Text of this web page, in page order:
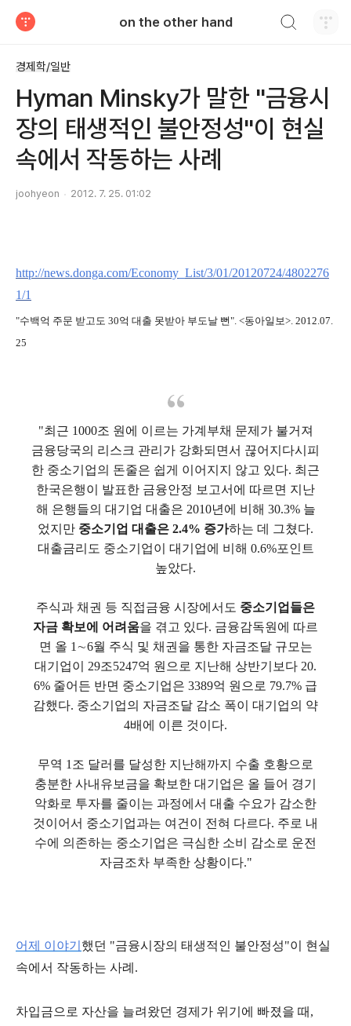
on the other hand
경제학/일반
Hyman Minsky가 말한 "금융시
장의 태생적인 불안정성"이 현실
속에서 작동하는 사례
joohyeon 2012. 7. 25. 01:02
http://news.donga.com/Economy_List/3/01/20120724/4802276
1/1
"수백억 주문 받고도 30억 대출 못받아 부도날 뻔". <동아일보>. 2012.07.
25
"최근 1000조 원에 이르는 가계부채 문제가 불거져
금융당국의 리스크 관리가 강화되면서 끊어지다시피
한 중소기업의 돈줄은 쉽게 이어지지 않고 있다. 최근
한국은행이 발표한 금융안정 보고서에 따르면 지난
해 은행들의 대기업 대출은 2010년에 비해 30.3% 늘
었지만 중소기업 대출은 2.4% 증가하는 데 그쳤다.
대출금리도 중소기업이 대기업에 비해 0.6%포인트
높았다.
주식과 채권 등 직접금융 시장에서도 중소기업들은
자금 확보에 어려움을 겪고 있다. 금융감독원에 따르
면 올 1∼6월 주식 및 채권을 통한 자금조달 규모는
대기업이 29조5247억 원으로 지난해 상반기보다 20.
6% 줄어든 반면 중소기업은 3389억 원으로 79.7% 급
감했다. 중소기업의 자금조달 감소 폭이 대기업의 약
4배에 이른 것이다.
무역 1조 달러를 달성한 지난해까지 수출 호황으로
충분한 사내유보금을 확보한 대기업은 올 들어 경기
악화로 투자를 줄이는 과정에서 대출 수요가 감소한
것이어서 중소기업과는 여건이 전혀 다르다. 주로 내
수에 의존하는 중소기업은 극심한 소비 감소로 운전
자금조차 부족한 상황이다."
어제 이야기 했던 "금융시장의 태생적인 불안정성"이 현실
속에서 작동하는 사례.
차입금으로 자산을 늘려왔던 경제가 위기에 빠졌을 때,